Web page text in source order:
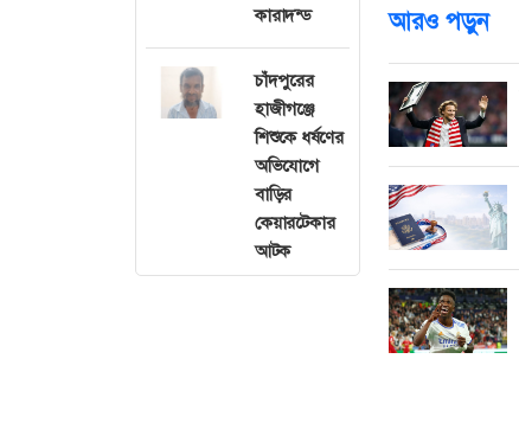
কারাদন্ড
চাঁদপুরের
হাজীগঞ্জে
শিশুকে ধর্ষণের
অভিযোগে
বাড়ির
কেয়ারটেকার
আটক
আরও পড়ুন